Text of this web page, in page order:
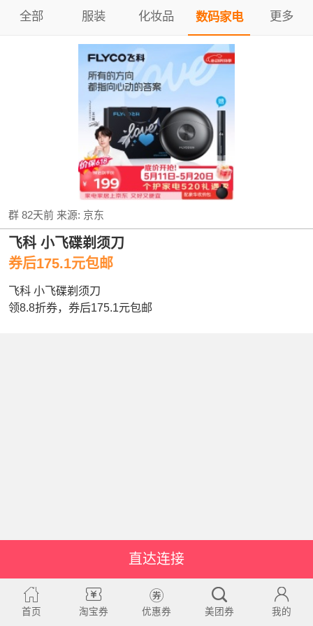
全部 服装 化妆品 数码家电 更多
群 82天前来源: 京东
飞科 小飞碟剃须刀
券后175.1元包邮
飞科 小飞碟剃须刀
领8.8折券，券后175.1元包邮
直达连接
首页 淘宝券 优惠券 美团券 我的